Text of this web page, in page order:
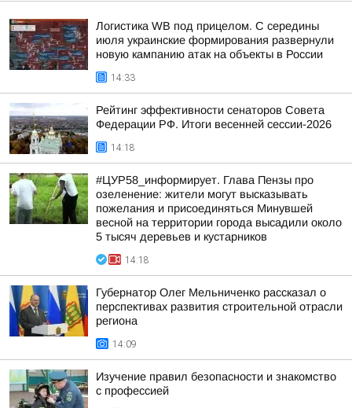
Логистика WB под прицелом. С середины
июля украинские формирования развернули
новую кампанию атак на объекты в России
14:33
Рейтинг эффективности сенаторов Совета
Федерации РФ. Итоги весенней сессии-2026
14:18
#ЦУР58_информирует. Глава Пензы про
озеленение: жители могут высказывать
пожелания и присоединяться Минувшей
весной на территории города высадили около
5 тысяч деревьев и кустарников
14:18
Губернатор Олег Мельниченко рассказал о
перспективах развития строительной отрасли
региона
14:09
Изучение правил безопасности и знакомство
с профессией